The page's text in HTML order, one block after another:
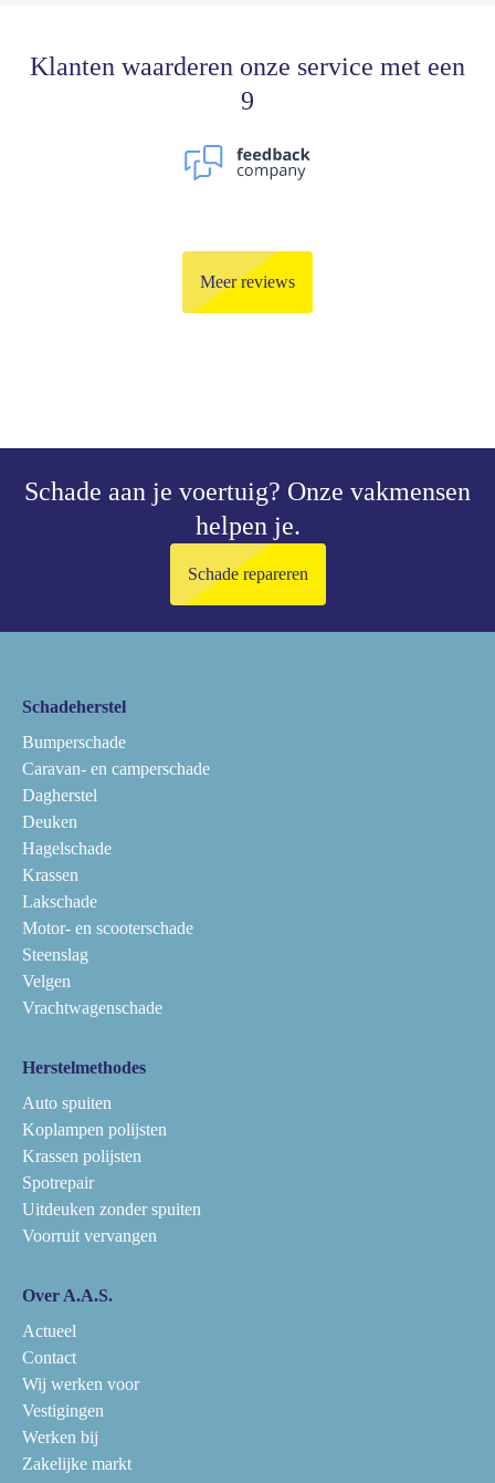
Klanten waarderen onze service met een
9
Meer reviews
Schade aan je voertuig? Onze vakmensen
helpen je.
Schade repareren
Schadeherstel
Bumperschade
Caravan- en camperschade
Dagherstel
Deuken
Hagelschade
Krassen
Lakschade
Motor- en scooterschade
Steenslag
Velgen
Vrachtwagenschade
Herstelmethodes
Auto spuiten
Koplampen polijsten
Krassen polijsten
Spotrepair
Uitdeuken zonder spuiten
Voorruit vervangen
Over A.A.S.
Actueel
Contact
Wij werken voor
Vestigingen
Werken bij
Zakelijke markt